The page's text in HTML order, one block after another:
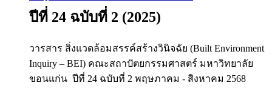
ปีที่ 24 ฉบับที่ 2 (2025)
วารสาร สิ่งแวดล้อมสรรค์สร้างวินิจฉัย (Built Environment
Inquiry – BEI) คณะสถาปัตยกรรมศาสตร์ มหาวิทยาลัย
ขอนแก่น ปีที่ 24 ฉบับที่ 2 พฤษภาคม - สิงหาคม 2568